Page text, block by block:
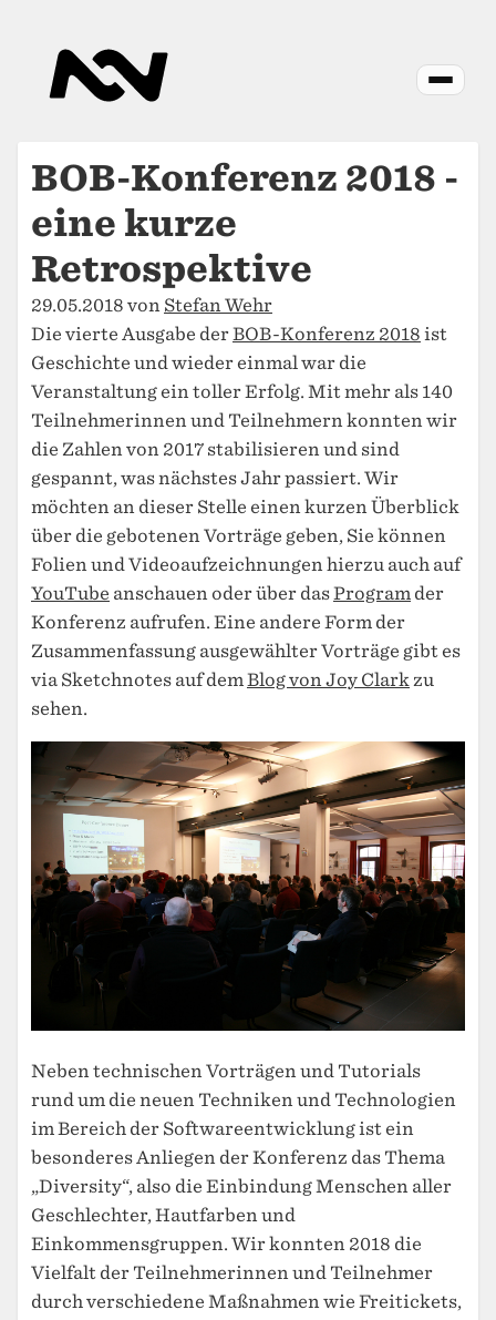
BOB-Konferenz 2018 -
eine kurze
Retrospektive
29.05.2018 von Stefan Wehr
Die vierte Ausgabe derBOB-Konferenz 2018 ist
Geschichte und wieder einmal war die
Veranstaltung ein toller Erfolg. Mit mehr als 140
Teilnehmerinnen und Teilnehmern konnten wir
die Zahlen von 2017 stabilisieren und sind
gespannt, was nächstes Jahr passiert. Wir
möchten an dieser Stelle einen kurzen Überblick
über die gebotenen Vorträge geben, Sie können
Folien und Videoaufzeichnungen hierzu auch auf
YouTube anschauen oder über dasProgram der
Konferenz aufrufen. Eine andere Form der
Zusammenfassung ausgewählter Vorträge gibt es
via Sketchnotes auf demBlog von Joy Clarkzu
sehen.
Neben technischen Vorträgen und Tutorials
rund um die neuen Techniken und Technologien
im Bereich der Softwareentwicklung ist ein
besonderes Anliegen der Konferenz das Thema
„Diversity“, also die Einbindung Menschen aller
Geschlechter, Hautfarben und
Einkommensgruppen. Wir konnten 2018 die
Vielfalt der Teilnehmerinnen und Teilnehmer
durch verschiedene Maßnahmen wie Freitickets,